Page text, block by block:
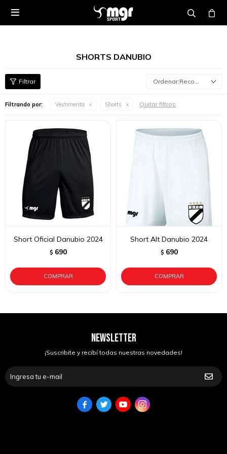

SHORTS DANUBIO
Recomendados
Filtrando por: Vestimenta Shorts Quitar filtros
Short Oficial Danubio 2024
$ 690
Short Alt Danubio 2024
$ 690
NEWSLETTER
¡Suscribite y recibí todas nuestras novedades!
   